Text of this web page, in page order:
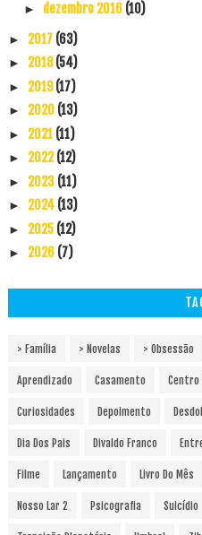
► dezembro 2016 (10)
► 2017 (63)
► 2018(54)
► 2019(17)
► 2020 (13)
► 2021 (11)
► 2022(12)
► 2023 (11)
► 2024 (13)
► 2025 (12)
► 2026 (7)
> Família > Novelas > Obsessão
Aprendizado Casamento
Curiosidades Depoimento
Dia Dos Pais Divaldo Franco
Filme Lançamento Livro Do Mês
Nosso Lar 2 Psicografia Suicídio